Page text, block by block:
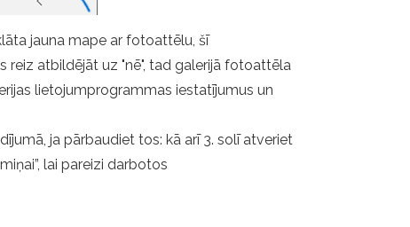
jauna mape ar fotoattēlu, šī
reiz atbildējāt uz "nē", tad galerijā fotoattēla
lietojumprogrammas iestatījumus un
ja pārbaudiet tos: kā arī 3. solī atveriet
lai pareizi darbotos